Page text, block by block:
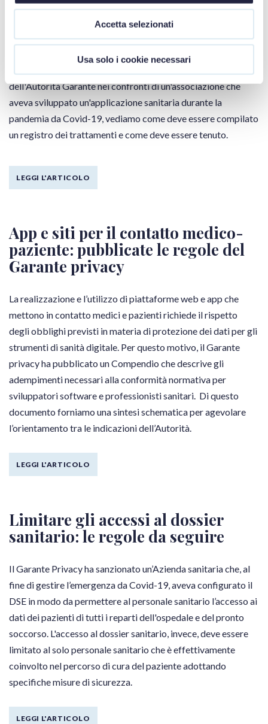
Accetta selezionati
Usa solo i cookie necessari
essere un ottimo biglietto da visita
per le aziende!
dell'Autorità Garante nei confronti di un'associazione che
aveva sviluppato un'applicazione sanitaria durante la
pandemia da Covid-19, vediamo come deve essere compilato
un registro dei trattamenti e come deve essere tenuto.
LEGGI L'ARTICOLO
App e siti per il contatto medico-
paziente: pubblicate le regole del
Garante privacy
La realizzazione e l’utilizzo di piattaforme web e app che
mettono in contatto medici e pazienti richiede il rispetto
degli obblighi previsti in materia di protezione dei dati per gli
strumenti di sanità digitale. Per questo motivo, il Garante
privacy ha pubblicato un Compendio che descrive gli
adempimenti necessari alla conformità normativa per
sviluppatori software e professionisti sanitari. Di questo
documento forniamo una sintesi schematica per agevolare
l’orientamento tra le indicazioni dell’Autorità.
LEGGI L'ARTICOLO
Limitare gli accessi al dossier
sanitario: le regole da seguire
Il Garante Privacy ha sanzionato un’Azienda sanitaria che, al
fine di gestire l’emergenza da Covid-19, aveva configurato il
DSE in modo da permettere al personale sanitario l’accesso ai
dati dei pazienti di tutti i reparti dell'ospedale e del pronto
soccorso. L'accesso al dossier sanitario, invece, deve essere
limitato al solo personale sanitario che è effettivamente
coinvolto nel percorso di cura del paziente adottando
specifiche misure di sicurezza.
LEGGI L'ARTICOLO